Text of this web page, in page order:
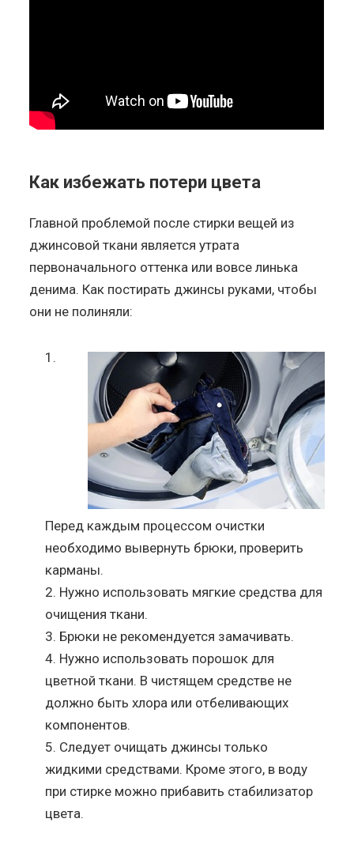
Как избежать потери цвета
Главной проблемой после стирки вещей из
джинсовой ткани является утрата
первоначального оттенка или вовсе линька
денима. Как постирать джинсы руками, чтобы
они не полиняли:
Перед каждым процессом очистки
необходимо вывернуть брюки, проверить
карманы.
Нужно использовать мягкие средства для
очищения ткани.
Брюки не рекомендуется замачивать.
Нужно использовать порошок для
цветной ткани. В чистящем средстве не
должно быть хлора или отбеливающих
компонентов.
Следует очищать джинсы только
жидкими средствами. Кроме этого, в воду
при стирке можно прибавить стабилизатор
цвета.